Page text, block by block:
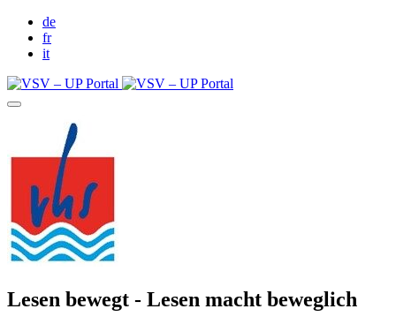
de
fr
it
Lesen bewegt - Lesen macht beweglich